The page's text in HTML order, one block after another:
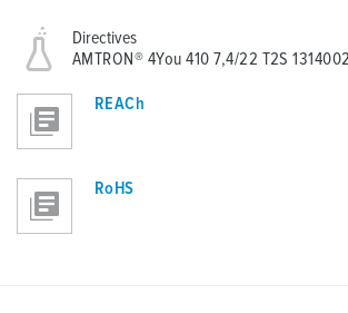
Directives
AMTRON® 4You 410 7,4/22 T2S
REACh
RoHS